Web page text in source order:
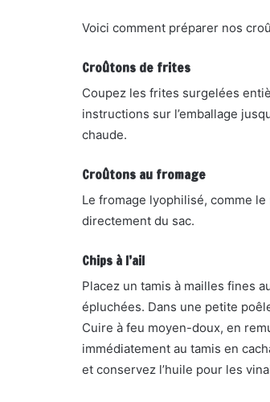
Voici comment préparer nos
Croûtons de frites
Coupez les frites surgelées
instructions sur l’emballage
chaude.
Croûtons au fromage
Le fromage lyophilisé, comme
directement du sac.
Chips à l’ail
Placez un tamis à mailles fines
épluchées. Dans une petite
Cuire à feu moyen-doux, en
immédiatement au tamis en
et conservez l’huile pour les